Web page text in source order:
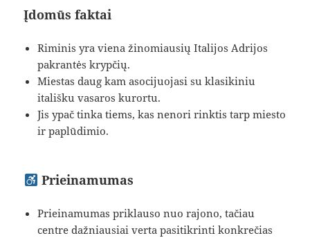
Įdomūs faktai
Riminis yra viena žinomiausių Italijos Adrijos
pakrantės krypčių.
Miestas daug kam asocijuojasi su klasikiniu
itališku vasaros kurortu.
Jis ypač tinka tiems, kas nenori rinktis tarp miesto
ir paplūdimio.
Prieinamumas
Prieinamumas priklauso nuo rajono, tačiau
centre dažniausiai verta pasitikrinti konkrečias